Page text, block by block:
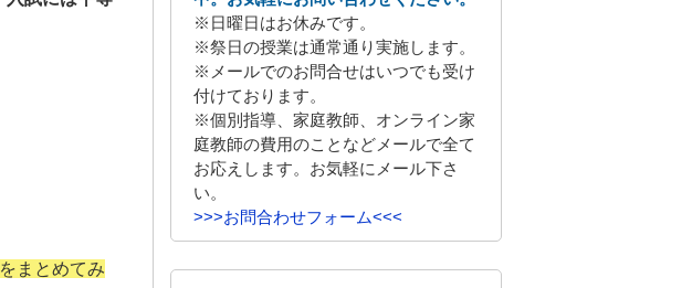
まとめてみ
※日曜日はお休みです。
※祭日の授業は通常通り実施します。
※メールでのお問合せはいつでも受け
付けております。
※個別指導、家庭教師、オンライン家
庭教師の費用のことなどメールで全て
お応えします。お気軽にメール下さ
い。
>>>お問合わせフォーム<<<